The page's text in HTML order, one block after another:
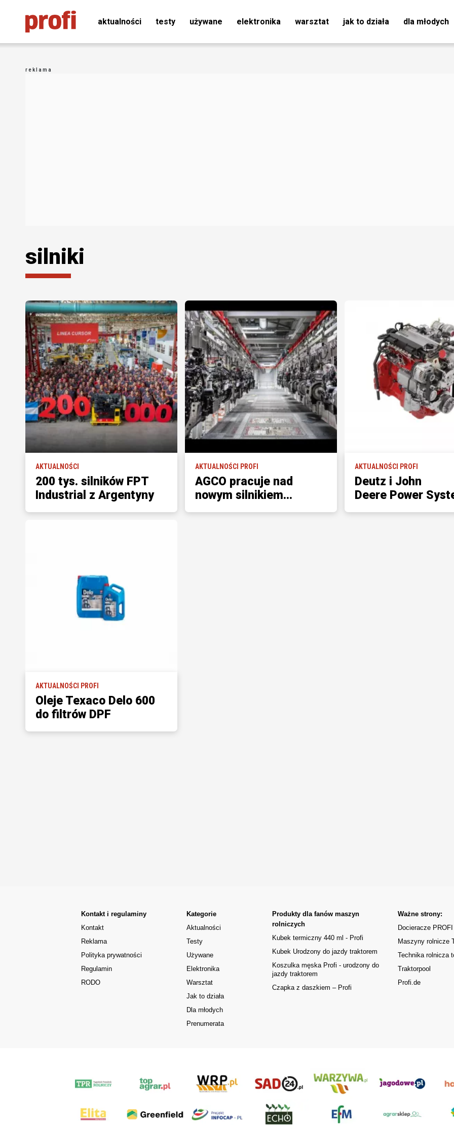
aktualności testy używane elektronika warsztat jak to działa dla młodych
silniki
AKTUALNOŚCI
200 tys. silników FPT
Industrial z Argentyny
AKTUALNOŚCI PROFI
AGCO pracuje nad
nowym silnikiem...
AKTUALNOŚCI PROFI
Deutz i John
Deere Power
AKTUALNOŚCI PROFI
Oleje Texaco Delo 600
do filtrów DPF
Kontakt i regulaminy
Kontakt
Reklama
Polityka prywatności
Regulamin
RODO
Kategorie
Aktualności
Testy
Używane
Elektronika
Warsztat
Jak to działa
Dla młodych
Prenumerata
Produkty dla fanów maszyn
rolniczych
Kubek termiczny 440 ml - Profi
Kubek Urodzony do jazdy traktorem
Koszulka męska Profi - urodzony do
jazdy traktorem
Czapka z daszkiem – Profi
Ważne strony:
Docieracze PROFI
Maszyny rolnicze
Technika rolnicza
Traktorpool
Profi.de